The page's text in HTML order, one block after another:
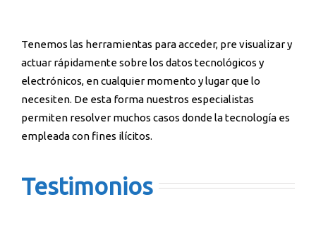
Tenemos las herramientas para acceder, pre visualizar y
actuar rápidamente sobre los datos tecnológicos y
electrónicos, en cualquier momento y lugar que lo
necesiten. De esta forma nuestros especialistas
permiten resolver muchos casos donde la tecnología es
empleada con fines ilícitos.
Testimonios